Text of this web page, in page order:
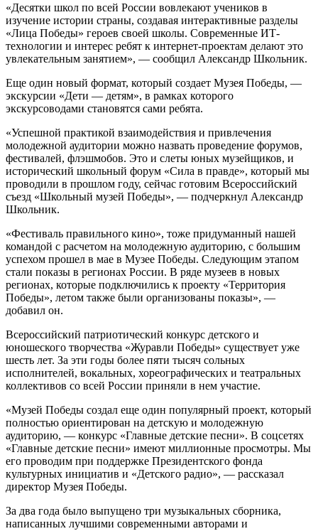
«Десятки школ по всей России вовлекают учеников в
изучение истории страны, создавая интерактивные разделы
«Лица Победы» героев своей школы. Современные ИТ-
технологии и интерес ребят к интернет-проектам делают это
увлекательным занятием», — сообщил Александр Школьник.
Еще один новый формат, который создает Музея Победы, —
экскурсии «Дети — детям», в рамках которого
экскурсоводами становятся сами ребята.
«Успешной практикой взаимодействия и привлечения
молодежной аудитории можно назвать проведение форумов,
фестивалей, флэшмобов. Это и слеты юных музейщиков, и
исторический школьный форум «Сила в правде», который мы
проводили в прошлом году, сейчас готовим Всероссийский
съезд «Школьный музей Победы», — подчеркнул Александр
Школьник.
«Фестиваль правильного кино», тоже придуманный нашей
командой с расчетом на молодежную аудиторию, с большим
успехом прошел в мае в Музее Победы. Следующим этапом
стали показы в регионах России. В ряде музеев в новых
регионах, которые подключились к проекту «Территория
Победы», летом также были организованы показы», —
добавил он.
Всероссийский патриотический конкурс детского и
юношеского творчества «Журавли Победы» существует уже
шесть лет. За эти годы более пяти тысяч сольных
исполнителей, вокальных, хореографических и театральных
коллективов со всей России приняли в нем участие.
«Музей Победы создал еще один популярный проект, который
полностью ориентирован на детскую и молодежную
аудиторию, — конкурс «Главные детские песни». В соцсетях
«Главные детские песни» имеют миллионные просмотры. Мы
его проводим при поддержке Президентского фонда
культурных инициатив и «Детского радио», — рассказал
директор Музея Победы.
За два года было выпущено три музыкальных сборника,
написанных лучшими современными авторами и